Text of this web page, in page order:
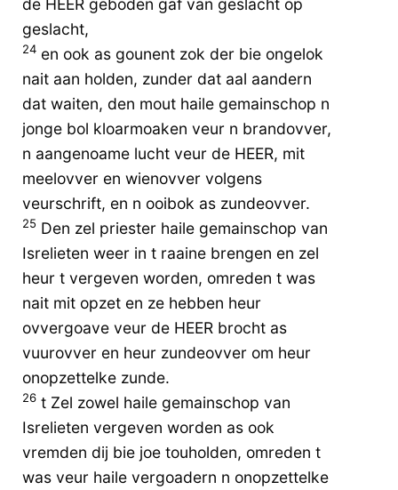
de HEER geboden gaf van geslacht op
geslacht,
24 en ook as gounent zok der bie ongelok
nait aan holden, zunder dat aal aandern
dat waiten, den mout haile gemainschop n
jonge bol kloarmoaken veur n brandovver,
n aangenoame lucht veur de HEER, mit
meelovver en wienovver volgens
veurschrift, en n ooibok as zundeovver.
25 Den zel priester haile gemainschop van
Isrelieten weer in t raaine brengen en zel
heur t vergeven worden, omreden t was
nait mit opzet en ze hebben heur
ovvergoave veur de HEER brocht as
vuurovver en heur zundeovver om heur
onopzettelke zunde.
26 t Zel zowel haile gemainschop van
Isrelieten vergeven worden as ook
vremden dij bie joe touholden, omreden t
was veur haile vergoadern n onopzettelke